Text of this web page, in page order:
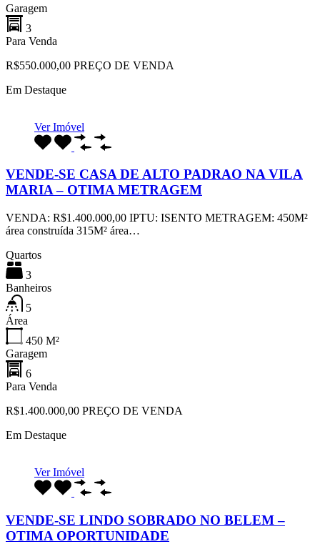
Garagem
3
Para Venda
R$550.000,00 PREÇO DE VENDA
Em Destaque
Ver Imóvel
VENDE-SE CASA DE ALTO PADRAO NA VILA
MARIA – OTIMA METRAGEM
VENDA: R$1.400.000,00 IPTU: ISENTO METRAGEM: 450M²
área construída 315M² área…
Quartos
3
Banheiros
5
Área
450 M²
Garagem
6
Para Venda
R$1.400.000,00 PREÇO DE VENDA
Em Destaque
Ver Imóvel
VENDE-SE LINDO SOBRADO NO BELEM –
OTIMA OPORTUNIDADE